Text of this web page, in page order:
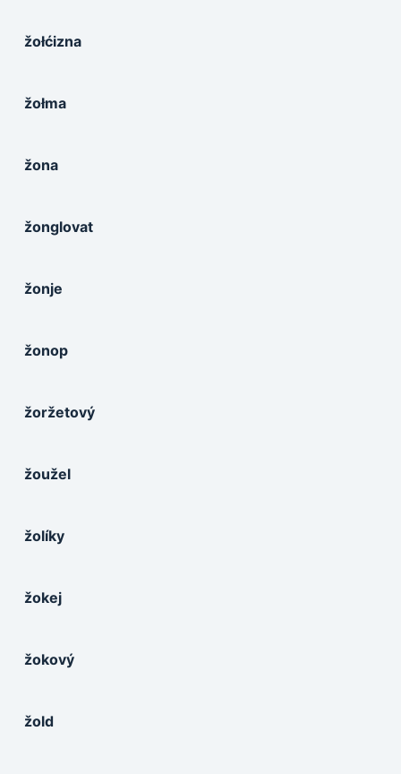
žołćizna
žołma
žona
žonglovat
žonje
žonop
žoržetový
žoužel
žolíky
žokej
žokový
žold